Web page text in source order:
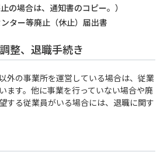
の場合は、通知書のコピー。）
ター等廃止（休止）届出書
整、退職手続き
外の事業所を運営している場合は、従業
ます。他に事業を行っていない場合や廃
する従業員がいる場合には、退職に関す